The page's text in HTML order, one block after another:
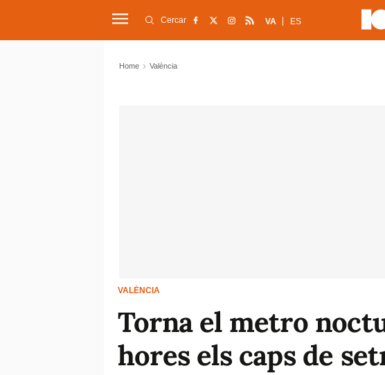
Cercar VA ES
Home València
VALÈNCIA
Torna el metro
hores els caps de